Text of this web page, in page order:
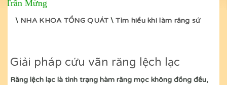
Mừng
\ NHA KHOA TỔNG QUÁT \Tìm hiểu khi làm răng sứ
Giải pháp cứu vãn răng lệch lạc
Răng lệch lạc là tình trạng hàm răng mọc không đồng đều,